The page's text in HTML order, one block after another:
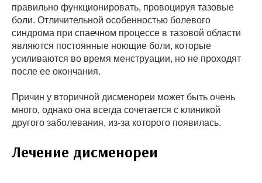
правильно функционировать, провоцируя тазовые
боли. Отличительной особенностью болевого
синдрома при спаечном процессе в тазовой области
являются постоянные ноющие боли, которые
усиливаются во время менструации, но не проходят
после ее окончания.
Причин у вторичной дисменореи может быть очень
много, однако она всегда сочетается с клиникой
другого заболевания, из-за которого появилась.
Лечение дисменореи